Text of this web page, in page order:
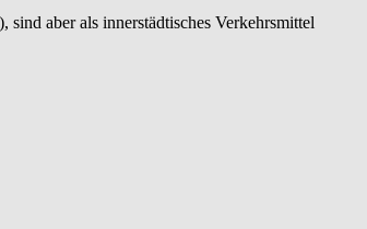
aber als innerstädtisches Verkehrsmittel